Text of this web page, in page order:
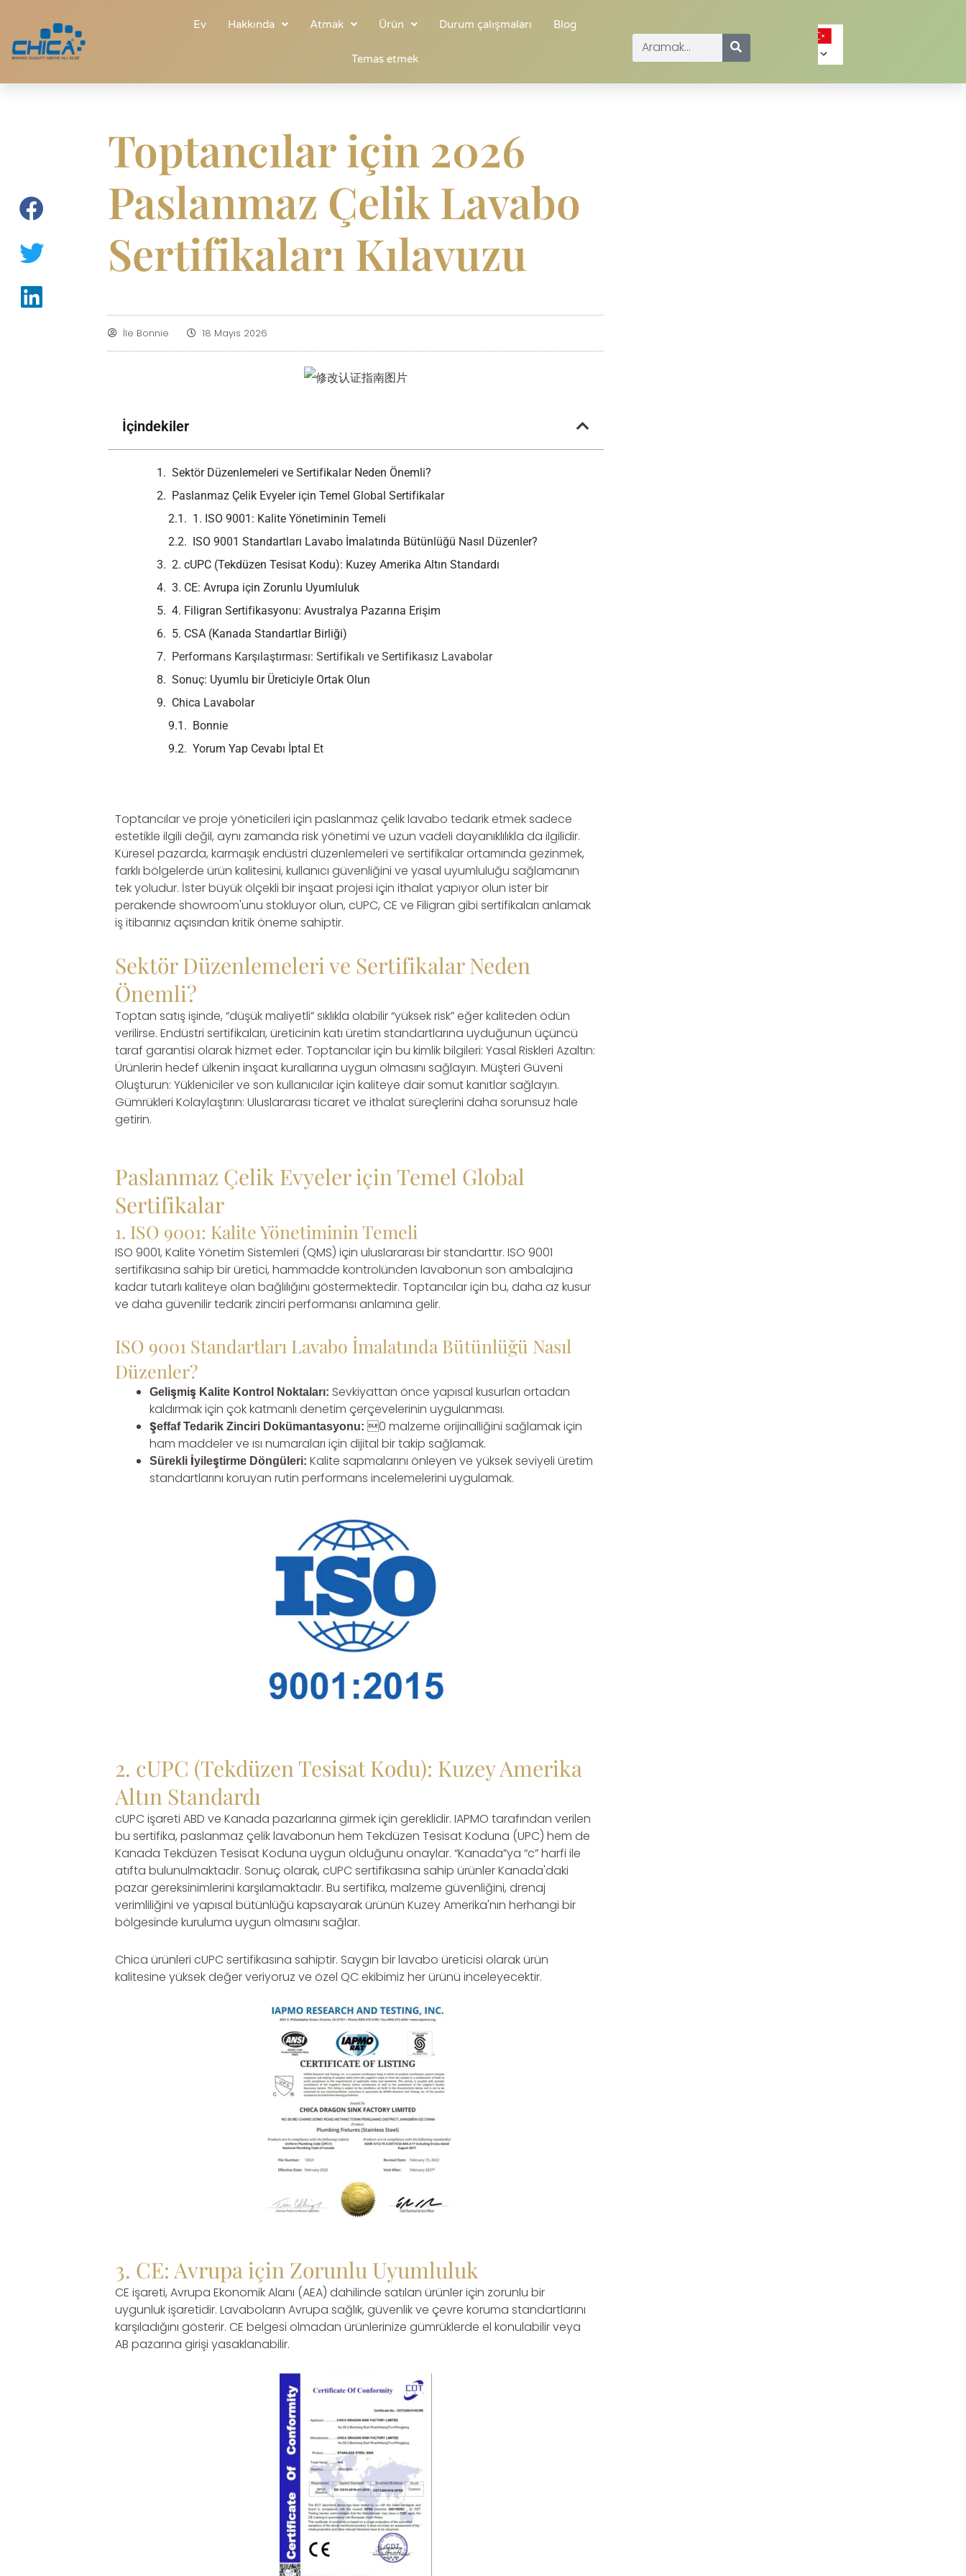
Ev Hakkında Atmak Ürün Durum çalışmaları Blog
Temas etmek
Toptancılar için 2026
Paslanmaz Çelik Lavabo
Sertifikaları Kılavuzu
İle Bonnie 18 Mayıs 2026
İçindekiler
Sektör Düzenlemeleri ve Sertifikalar Neden Önemli?
Paslanmaz Çelik Evyeler için Temel Global Sertifikalar
1. ISO 9001: Kalite Yönetiminin Temeli
ISO 9001 Standartları Lavabo İmalatında Bütünlüğü Nasıl Düzenler?
2. cUPC (Tekdüzen Tesisat Kodu): Kuzey Amerika Altın Standardı
3. CE: Avrupa için Zorunlu Uyumluluk
4. Filigran Sertifikasyonu: Avustralya Pazarına Erişim
5. CSA (Kanada Standartlar Birliği)
Performans Karşılaştırması: Sertifikalı ve Sertifikasız Lavabolar
Sonuç: Uyumlu bir Üreticiyle Ortak Olun
Chica Lavabolar
Bonnie
Yorum Yap Cevabı İptal Et
Toptancılar ve proje yöneticileri için paslanmaz çelik lavabo tedarik etmek sadece
estetikle ilgili değil, aynı zamanda risk yönetimi ve uzun vadeli dayanıklılıkla da ilgilidir.
Küresel pazarda, karmaşık endüstri düzenlemeleri ve sertifikalar ortamında gezinmek,
farklı bölgelerde ürün kalitesini, kullanıcı güvenliğini ve yasal uyumluluğu sağlamanın
tek yoludur. İster büyük ölçekli bir inşaat projesi için ithalat yapıyor olun ister bir
perakende showroom'unu stokluyor olun, cUPC, CE ve Filigran gibi sertifikaları anlamak
iş itibarınız açısından kritik öneme sahiptir.
Sektör Düzenlemeleri ve Sertifikalar Neden
Önemli?
Toptan satış işinde, “düşük maliyetli” sıklıkla olabilir “yüksek risk” eğer kaliteden ödün
verilirse. Endüstri sertifikaları, üreticinin katı üretim standartlarına uyduğunun üçüncü
taraf garantisi olarak hizmet eder. Toptancılar için bu kimlik bilgileri: Yasal Riskleri Azaltın:
Ürünlerin hedef ülkenin inşaat kurallarına uygun olmasını sağlayın. Müşteri Güveni
Oluşturun: Yükleniciler ve son kullanıcılar için kaliteye dair somut kanıtlar sağlayın.
Gümrükleri Kolaylaştırın: Uluslararası ticaret ve ithalat süreçlerini daha sorunsuz hale
getirin.
Paslanmaz Çelik Evyeler için Temel Global
Sertifikalar
1. ISO 9001: Kalite Yönetiminin Temeli
ISO 9001, Kalite Yönetim Sistemleri (QMS) için uluslararası bir standarttır. ISO 9001
sertifikasına sahip bir üretici, hammadde kontrolünden lavabonun son ambalajına
kadar tutarlı kaliteye olan bağlılığını göstermektedir. Toptancılar için bu, daha az kusur
ve daha güvenilir tedarik zinciri performansı anlamına gelir.
ISO 9001 Standartları Lavabo İmalatında Bütünlüğü Nasıl
Düzenler?
Gelişmiş Kalite Kontrol Noktaları: Sevkiyattan önce yapısal kusurları ortadan
kaldırmak için çok katmanlı denetim çerçevelerinin uygulanması.
Şeffaf Tedarik Zinciri Dokümantasyonu: 0 malzeme orijinalliğini sağlamak için
ham maddeler ve ısı numaraları için dijital bir takip sağlamak.
Sürekli İyileştirme Döngüleri: Kalite sapmalarını önleyen ve yüksek seviyeli üretim
standartlarını koruyan rutin performans incelemelerini uygulamak.
2. cUPC (Tekdüzen Tesisat Kodu): Kuzey Amerika
Altın Standardı
cUPC işareti ABD ve Kanada pazarlarına girmek için gereklidir. IAPMO tarafından verilen
bu sertifika, paslanmaz çelik lavabonun hem Tekdüzen Tesisat Koduna (UPC) hem de
Kanada Tekdüzen Tesisat Koduna uygun olduğunu onaylar. “Kanada”ya “c” harfi ile
atıfta bulunulmaktadır. Sonuç olarak, cUPC sertifikasına sahip ürünler Kanada'daki
pazar gereksinimlerini karşılamaktadır. Bu sertifika, malzeme güvenliğini, drenaj
verimliliğini ve yapısal bütünlüğü kapsayarak ürünün Kuzey Amerika'nın herhangi bir
bölgesinde kuruluma uygun olmasını sağlar.
Chica ürünleri cUPC sertifikasına sahiptir. Saygın bir lavabo üreticisi olarak ürün
kalitesine yüksek değer veriyoruz ve özel QC ekibimiz her ürünü inceleyecektir.
3. CE: Avrupa için Zorunlu Uyumluluk
CE işareti, Avrupa Ekonomik Alanı (AEA) dahilinde satılan ürünler için zorunlu bir
uygunluk işaretidir. Lavaboların Avrupa sağlık, güvenlik ve çevre koruma standartlarını
karşıladığını gösterir. CE belgesi olmadan ürünlerinize gümrüklerde el konulabilir veya
AB pazarına girişi yasaklanabilir.